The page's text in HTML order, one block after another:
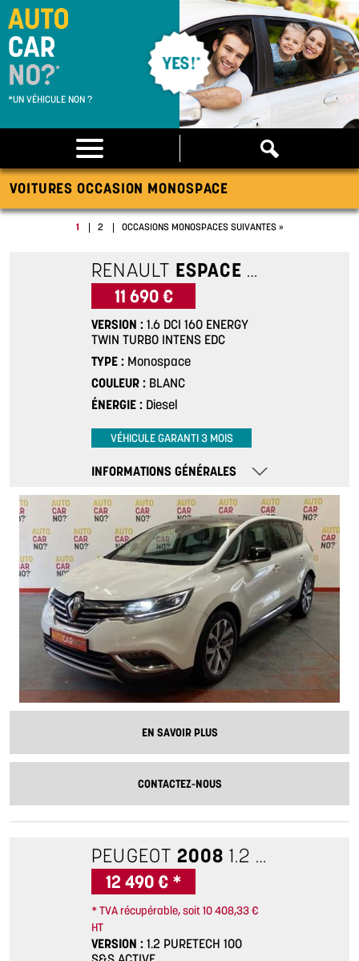
*UN VÉHICULE NON ?
VOITURES OCCASION MONOSPACE
1 2 OCCASIONS MONOSPACES SUIVANTES »
RENAULT ESPACE 5
11 690 €
VERSION
1.6 DCI 160 ENERGY
TWIN TURBO INTENS EDC
TYPE
Monospace
COULEUR
BLANC
ÉNERGIE
Diesel
VÉHICULE GARANTI 3 MOIS
INFORMATIONS GÉNÉRALES
EN SAVOIR PLUS
CONTACTEZ-NOUS
PEUGEOT 2008 1.2 PURETECH 100 S&S ACTIVE
12 490 € *
* TVA récupérable, soit 10 408,33 €
HT
VERSION
1.2 PURETECH 100